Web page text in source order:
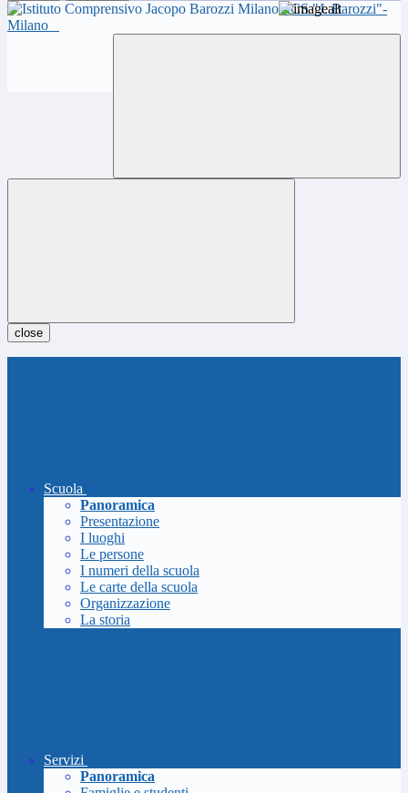
ICS "J. Barozzi"-
Milano
close
Scuola
Panoramica
Presentazione
I luoghi
Le persone
I numeri della scuola
Le carte della scuola
Organizzazione
La storia
Servizi
Panoramica